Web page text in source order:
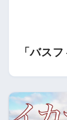
「バス